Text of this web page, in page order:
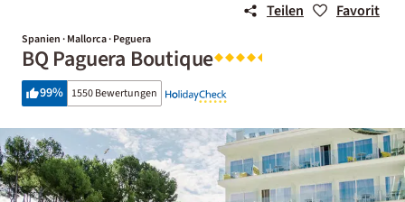
Teilen Favorit
Spanien · Mallorca · Peguera
BQ Paguera Boutique
99% 1550 Bewertungen